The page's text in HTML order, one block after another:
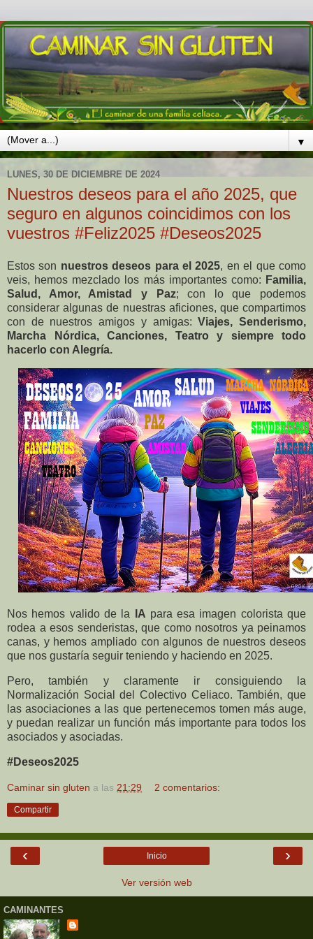
▼
LUNES, 30 DE DICIEMBRE DE 2024
Nuestros deseos para el año 2025, que
seguro en algunos coincidimos con los
vuestros #Feliz2025 #Deseos2025
Estos son nuestros deseos para el 2025, en el que como
veis, hemos mezclado los más importantes como: Familia,
Salud, Amor, Amistad y Paz; con lo que podemos
considerar algunas de nuestras aficiones, que compartimos
con de nuestros amigos y amigas:Viajes, Senderismo,
Marcha Nórdica, Canciones, Teatro y siempre todo
hacerlo con Alegría.
Nos hemos valido de la IA para esa imagen colorista que
rodea a esos senderistas, que como nosotros ya peinamos
canas, y hemos ampliado con algunos de nuestros deseos
que nos gustaría seguir teniendo y haciendo en 2025.
Pero, también y claramente ir consiguiendo la
Normalización Social del Colectivo Celiaco. También, que
las asociaciones a las que pertenecemos tomen más auge,
y puedan realizar un función más importante para todos los
asociados y asociadas.
#Deseos2025
Caminar sin gluten a las 21:29 2 comentarios:
Compartir
‹ ›
Inicio
Ver versión web
CAMINANTES